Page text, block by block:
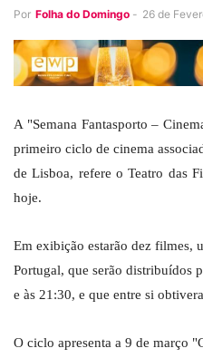
Por Folha do Domingo - 26 de
A "Semana Fantasporto –
primeiro ciclo de cinema
de Lisboa, refere o Teatro das
hoje.
Em exibição estarão dez filmes,
Portugal, que serão distribuídos
e às 21:30, e que entre si
O ciclo apresenta a 9 de março